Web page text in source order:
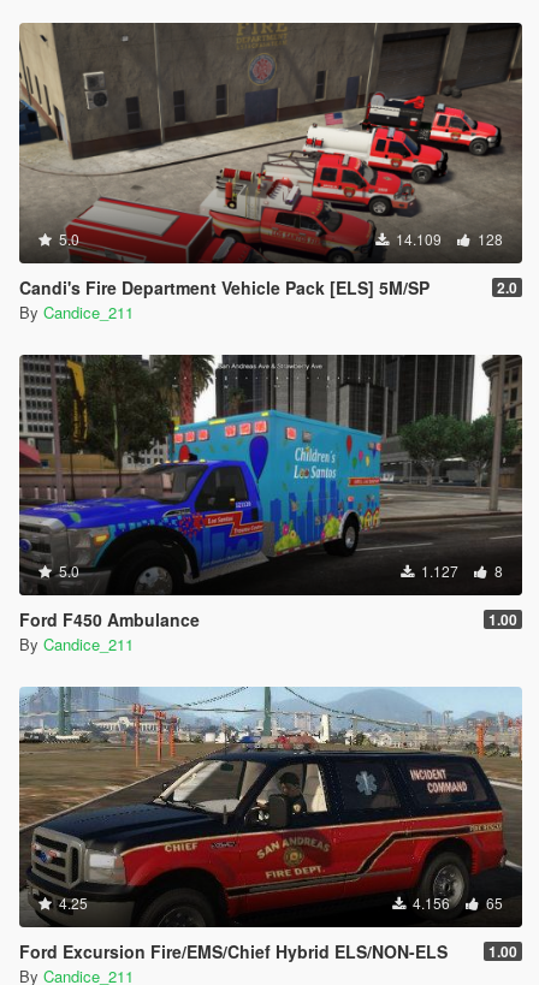
5.0 14.109 128
Candi's Fire Department Vehicle Pack [ELS] 5M/SP 2.0
By Candice_211
5.0 1.127 8
Ford F450 Ambulance 1.00
By Candice_211
4.25 4.156 65
Ford Excursion Fire/EMS/Chief Hybrid ELS/NON-ELS 1.00
By Candice_211